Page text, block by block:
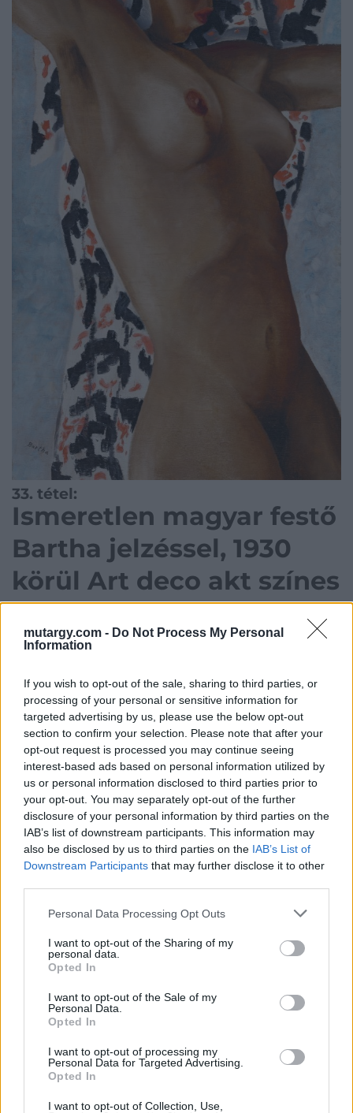
mutargy.com - Do Not Process My Personal
Information
If you wish to opt-out of the sale, sharing to third parties, or
processing of your personal or sensitive information for
targeted advertising by us, please use the below opt-out
section to confirm your selection. Please note that after your
opt-out request is processed you may continue seeing
interest-based ads based on personal information utilized by
us or personal information disclosed to third parties prior to
your opt-out. You may separately opt-out of the further
disclosure of your personal information by third parties on the
IAB’s list of downstream participants. This information may
also be disclosed by us to third parties on the IAB’s List of
Downstream Participants that may further disclose it to other
Personal Data Processing Opt Outs
I want to opt-out of the Sharing of my
personal data.
Opted In
I want to opt-out of the Sale of my
Personal Data.
Opted In
I want to opt-out of processing my
Personal Data for Targeted Advertising.
Opted In
I want to opt-out of Collection, Use,
33. tétel:
Ismeretlen magyar festő
Bartha jelzéssel, 1930
körül Art deco akt színes
kendővel
Kategória: Festmény, grafika
Kikiáltási ár:240 000Ft
Aukció adatai
Aukció neve:56. Őszi Aukció
Aukció dátuma: 2017.10.14
Aukció ideje: 18:00
Aukció helye: Budapest Kongresszusi Központ
Eladó adatai
Cím: Nemes Zsófia
Mű-Terem Galéria Kft.
Telefon: 36-1-312-2071, 269-4681 269-4681